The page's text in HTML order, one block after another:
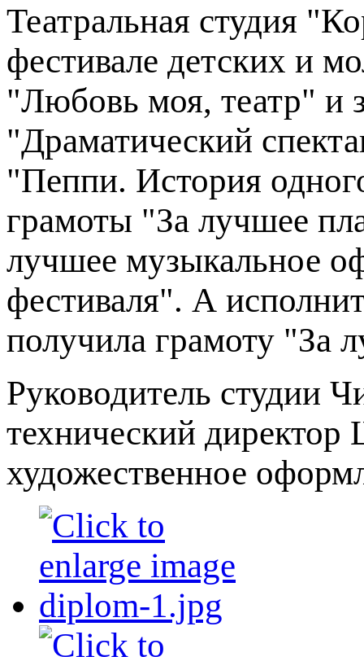
Театральная студия
фестивале детских и
"Любовь моя, театр" и
"Драматический
"Пеппи. История
грамоты "За лучшее
лучшее музыкальное
фестиваля". А
получила грамоту "За
Руководитель студии
технический
художественное